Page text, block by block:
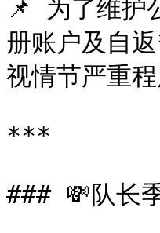
📌 为了维护
册账户及自
视情节严重
***
### 💸队长